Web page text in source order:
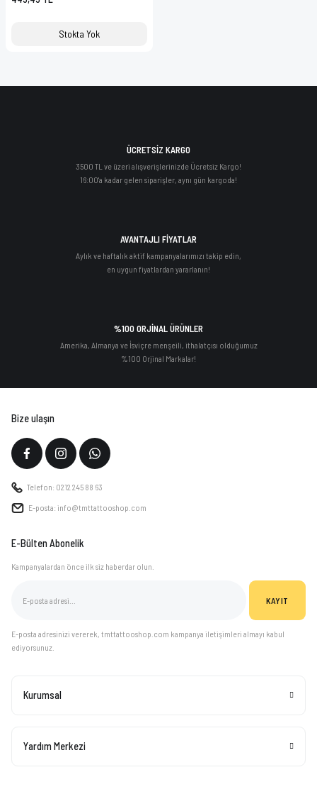
Stokta Yok
ÜCRETSİZ KARGO
3500 TL ve üzeri alışverişlerinizde Ücretsiz Kargo!
16:00'a kadar gelen siparişler, aynı gün kargoda!
AVANTAJLI FİYATLAR
Aylık ve haftalık aktif kampanyalarımızı takip edin,
en uygun fiyatlardan yararlanın!
%100 ORJİNAL ÜRÜNLER
Amerika, Almanya ve İsviçre menşeili, ithalatçısı olduğumuz
%100 Orjinal Markalar!
Bize ulaşın
Telefon: 0212 245 88 63
E-posta: info@tmttattooshop.com
Kurumsal
Yardım Merkezi
E-Bülten Abonelik
Kampanyalardan önce ilk siz haberdar olun.
KAYIT
E-posta adresinizi vererek, tmttattooshop.com kampanya iletişimleri almayı kabul
ediyorsunuz.